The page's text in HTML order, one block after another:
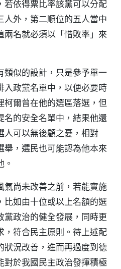
若依得票比率該黨可以分配
人外，第二順位的五人當中
兩名就必須以「惜敗率」來
類似的設計，只是參予單一
入政黨名單中，以便必要時
柯爾曾在他的選區落選，但
名的安全名單中，結果他還
人可以無後顧之憂，相對
舉，選民也可能認為他本來
氣尚未改善之前，若能實施
比如由十位或以上名額的選
黨政治的健全發展，同時更
，符合民主原則。待上述配
狀況改善，進而再過度到德
對於我國民主政治發揮積極